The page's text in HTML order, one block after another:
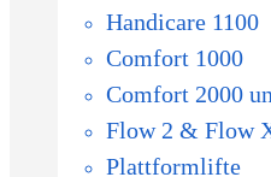
Handicare 1100
Comfort 1000
Comfort 2000
Flow 2 & Flow
Plattformlifte